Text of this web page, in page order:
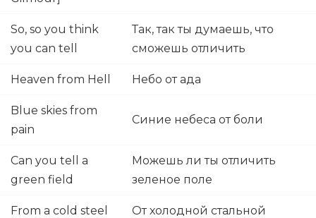
So, so you think
you can tell
Так, так ты думаешь, что
сможешь отличить
Heaven from Hell Небо от ада
Blue skies from
pain
Синие небеса от боли
Can you tell a
green field
Можешь ли ты отличить
зеленое поле
From a cold steel
От холодной стальной